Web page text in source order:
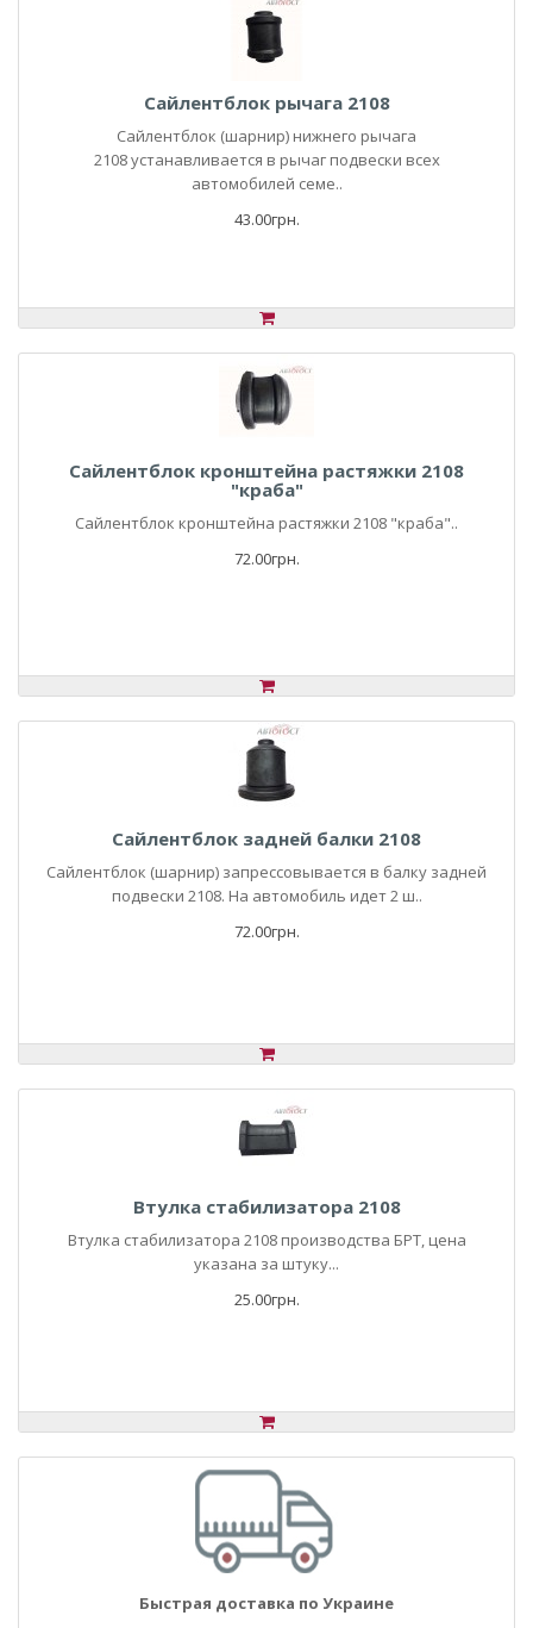
Сайлентблок рычага 2108
Сайлентблок (шарнир) нижнего рычага
2108 устанавливается в рычаг подвески всех
автомобилей семе..
43.00грн.
Сайлентблок кронштейна растяжки 2108
"краба"
Сайлентблок кронштейна растяжки 2108 "краба"..
72.00грн.
Сайлентблок задней балки 2108
Сайлентблок (шарнир) запрессовывается в балку задней
подвески 2108. На автомобиль идет 2 ш..
72.00грн.
Втулка стабилизатора 2108
Втулка стабилизатора 2108 производства БРТ, цена
указана за штуку...
25.00грн.
Быстрая доставка по Украине